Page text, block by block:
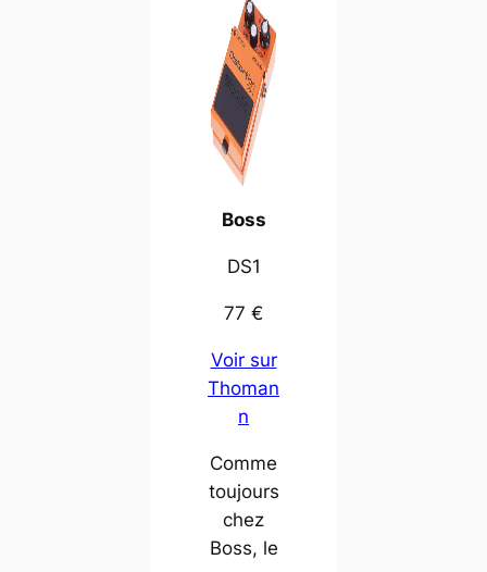
Boss
DS1
77 €
Voir sur
Thoman
n
Comme
toujours
chez
Boss, le